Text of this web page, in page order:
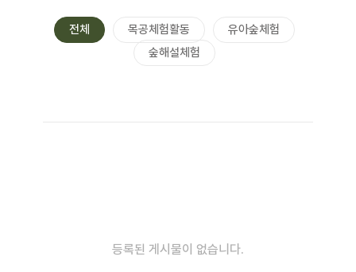
전체 목공체험활동
유아숲체험
숲해설체험
등록된 게시물이 없습니다.